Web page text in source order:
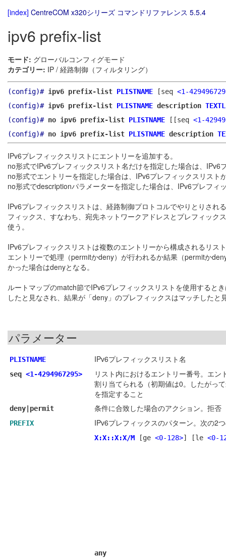
[index] CentreCOM x320シリーズ コマンドリファレンス 5.5.4
ipv6 prefix-list
モード: グローバルコンフィグモード
カテゴリー: IP / 経路制御（フィルタリング）
(config)# ipv6 prefix-list PLISTNAME [seq <1-
(config)# ipv6 prefix-list PLISTNAME description
(config)# no ipv6 prefix-list PLISTNAME [[seq <1-
(config)# no ipv6 prefix-list PLISTNAME description
IPv6プレフィックスリストにエントリーを追加する。
no形式でIPv6プレフィックスリスト名だけを指定した場合は、IPv6
no形式でエントリーを指定した場合は、IPv6プレフィックスリスト
no形式でdescriptionパラメーターを指定した場合は、IPv6プレフィ
IPv6プレフィックスリストは、経路制御プロトコルでやりとりさ
フィックス、すなわち、宛先ネットワークアドレスとプレフィッ
使う。
IPv6プレフィックスリストは複数のエントリーから構成されるリ
エントリーで処理（permitかdeny）が行われるか結果（permitか
かった場合はdenyとなる。
ルートマップのmatch節でIPv6プレフィックスリストを使用すると
したと見なされ、結果が「deny」のプレフィックスはマッチしたと
パラメーター
PLISTNAME IPv6プレフィックスリスト名
seq <1-4294967295>
リスト内におけるエントリー番号。エ
割り当てられる（初期値は0。したがっ
を指定すること
deny|permit 条件に合致した場合のアクション。拒
PREFIX IPv6プレフィックスのパターン。次の2
X:X::X:X/M [ge <0-128>] [le <0-
any